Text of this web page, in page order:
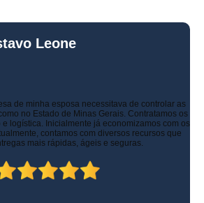
Leone
de minha esposa necessitava de controlar as
no Estado de Minas Gerais. Contratamos os
logística. Inicialmente já economizamos com os
contamos com diversos recursos que
mais rápidas, ágeis e seguras.